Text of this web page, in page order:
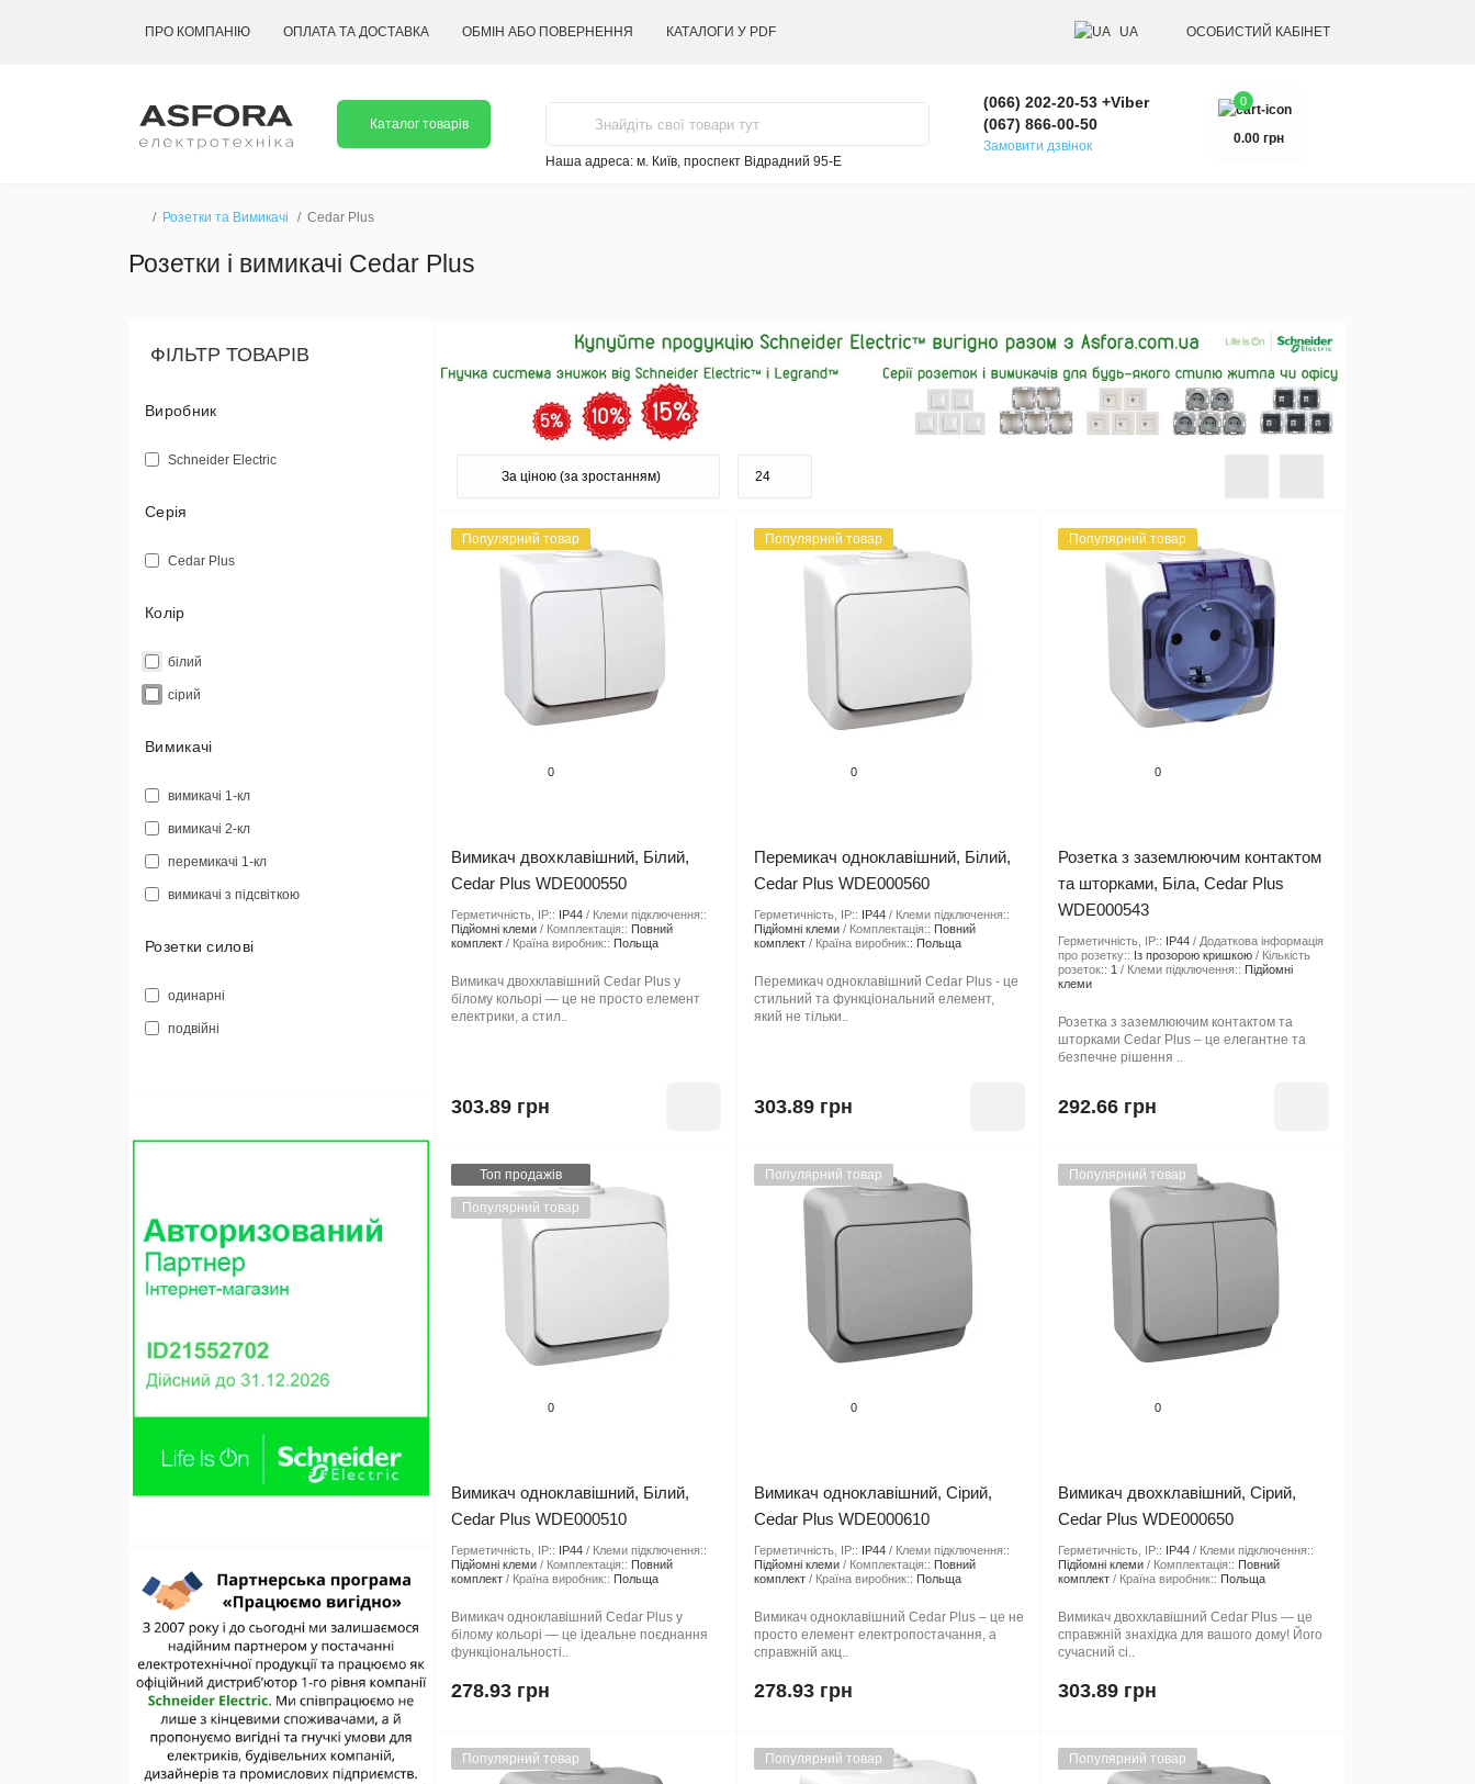
ПРО КОМПАНІЮ ОПЛАТА ТА ДОСТАВКА ОБМІН АБО ПОВЕРНЕННЯ КАТАЛОГИ У PDF UA ОСОБИСТИЙ КАБІНЕТ
Каталог товарів
Наша адреса: м. Київ, проспект Відрадний 95-Е
(066) 202-20-53 +Viber
(067) 866-00-50
Замовити дзвінок
0
0.00 грн
Розетки та Вимикачі Cedar Plus
Розетки і вимикачі Cedar Plus
ФІЛЬТР ТОВАРІВ
Виробник
Schneider Electric
Серія
Cedar Plus
Колір
білий
сірий
Вимикачі
вимикачі 1-кл
вимикачі 2-кл
перемикачі 1-кл
вимикачі з підсвіткою
Розетки силові
одинарні
подвійні
Популярний товар
0
Вимикач двохклавішний, Білий,
Cedar Plus WDE000550
Герметичність, IP:: IP44
Клеми підключення::
Підйомні клеми
Комплектація:: Повний
комплект
Країна виробник:: Польща
Вимикач двохклавішний Cedar Plus у
білому кольорі — це не просто елемент
електрики, а стил..
303.89 грн
Популярний товар
0
Перемикач одноклавішний, Білий,
Cedar Plus WDE000560
Герметичність, IP:: IP44
Клеми підключення::
Підйомні клеми
Комплектація:: Повний
комплект
Країна виробник:: Польща
Перемикач одноклавішний Cedar Plus - це
стильний та функціональний елемент,
який не тільки..
303.89 грн
Популярний товар
0
Розетка з заземлюючим контактом
та шторками, Біла, Cedar Plus
WDE000543
Герметичність, IP:: IP44
Додаткова інформація
про розетку:: Із прозорою кришкою
Кількість
розеток:: 1 Клеми підключення:: Підйомні
клеми
Розетка з заземлюючим контактом та
шторками Cedar Plus – це елегантне та
безпечне рішення ..
292.66 грн
Топ продажів
Популярний товар
0
Вимикач одноклавішний, Білий,
Cedar Plus WDE000510
Герметичність, IP:: IP44
Клеми підключення::
Підйомні клеми
Комплектація:: Повний
комплект
Країна виробник:: Польща
Вимикач одноклавішний Cedar Plus у
білому кольорі — це ідеальне поєднання
функціональності..
278.93 грн
Популярний товар
0
Вимикач одноклавішний, Сірий,
Cedar Plus WDE000610
Герметичність, IP:: IP44
Клеми підключення::
Підйомні клеми
Комплектація:: Повний
комплект
Країна виробник:: Польща
Вимикач одноклавішний Cedar Plus – це не
просто елемент електропостачання, а
справжній акц..
278.93 грн
Популярний товар
0
Вимикач двохклавішний, Сірий,
Cedar Plus WDE000650
Герметичність, IP:: IP44
Клеми підключення::
Підйомні клеми
Комплектація:: Повний
комплект
Країна виробник:: Польща
Вимикач двохклавішний Cedar Plus — це
справжній знахідка для вашого дому! Його
сучасний сі..
303.89 грн
Популярний товар Популярний товар Популярний товар